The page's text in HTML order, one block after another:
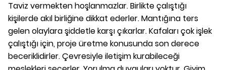
Taviz vermekten hoşlanmazlar. Birlikte çalıştığı
kişilerde akıl birliğine dikkat ederler. Mantığına ters
gelen olaylara şiddetle karşı çıkarlar. Kafaları çok işlek
çalıştığı için, proje üretme konusunda son derece
beceriklidirler. Çevresiyle iletişim kurabileceği